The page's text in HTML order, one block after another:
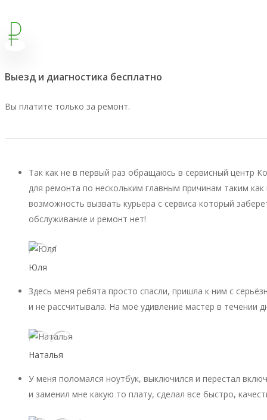
Выезд и диагностика бесплатно
Вы платите только за ремонт.
Так как не в первый раз обращаюсь в сервисный центр
для ремонта по нескольким главным причинам таким
возможность вызвать курьера с сервиса который
обслуживание и ремонт нет!
Юля
Здесь меня ребята просто спасли, пришла к ним с
и не рассчитывала. На моё удивление мастер в течении
Наталья
У меня поломался ноутбук, выключился и перестал
и заменил мне какую то плату, сделал все быстро,